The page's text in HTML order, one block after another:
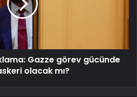
Gazze görev gücünde
olacak mı?